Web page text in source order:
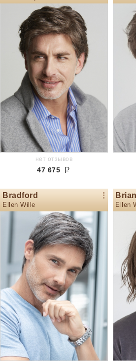
нет отзывов
47 675
Bradford
Ellen Wille
Brian
Ellen